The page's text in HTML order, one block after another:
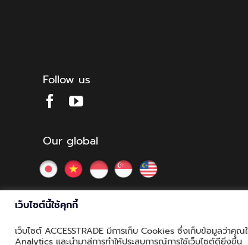
Follow us
Our global
© Copyright 2012 - 2026 | ACCESSTRADE
เว็บไซต์นี้ใช้คุกกี้
เว็บไซต์ ACCESSTRADE มีการเก็บ Cookies ซึ่งเก็บข้อมูลว่าคุณ
Analytics และนำมาสู่การทำให้ประสบการณ์การใช้เว็บไซต์ดียิ่งขึ้น